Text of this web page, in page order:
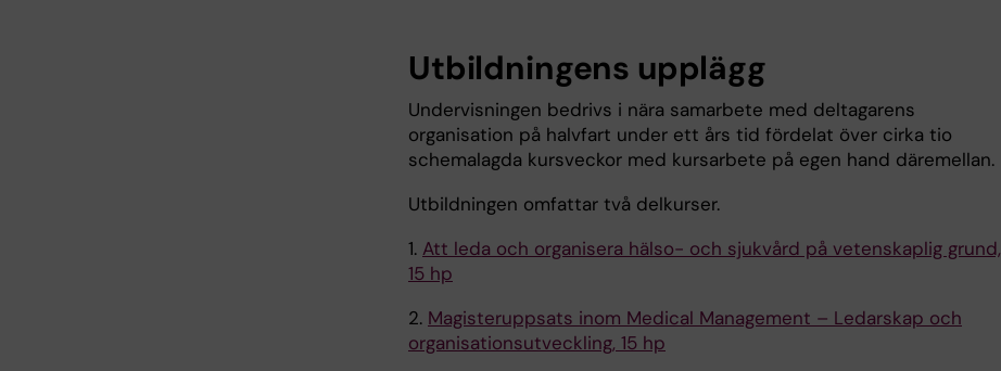
Utbildningens upplägg
Undervisningen bedrivs i nära samarbete med deltagarens
organisation på halvfart under ett års tid fördelat över cirka tio
schemalagda kursveckor med kursarbete på egen hand däremellan.
Utbildningen omfattar två delkurser.
1. Att leda och organisera hälso- och sjukvård på vetenskaplig grund,
15 hp
2. Magisteruppsats inom Medical Management – Ledarskap och
organisationsutveckling, 15 hp